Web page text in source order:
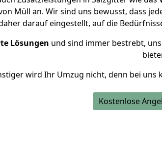
Müll an. Wir sind uns bewusst, dass
darauf eingestellt, auf die
Lösungen und sind immer bestrebt,
wird Ihr Umzug nicht, denn bei uns
Kostenlose